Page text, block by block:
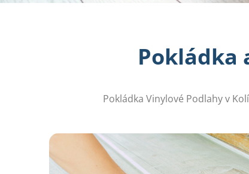
Pokládka
Pokládka Vinylové Podlahy v